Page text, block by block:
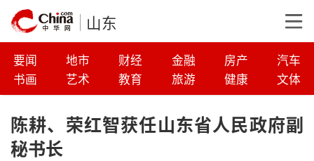
山东
要闻 地市 财经 金融 房产
汽车
书画
艺术 教育 旅游 健康 文体
陈耕、荣红智获任山东省人民政府副
秘书长